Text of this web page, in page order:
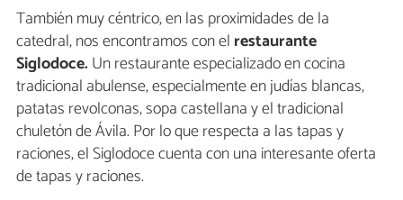
También muy céntrico, en las proximidades de la
catedral, nos encontramos con el restaurante
Siglodoce.Un restaurante especializado en cocina
tradicional abulense, especialmente en judías blancas,
patatas revolconas, sopa castellana y el tradicional
chuletón de Ávila. Por lo que respecta a las tapas y
raciones, el Siglodoce cuenta con una interesante oferta
de tapas y raciones.